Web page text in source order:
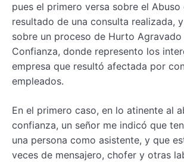
pues el primero versa sobre el Abuso
resultado de una consulta realizada,
sobre un proceso de Hurto
Confianza, donde represento los
empresa que resultó afectada por
empleados.
En el primero caso, en lo atinente al
confianza, un señor me indicó que
una persona como asistente, y que
veces de mensajero, chofer y otras